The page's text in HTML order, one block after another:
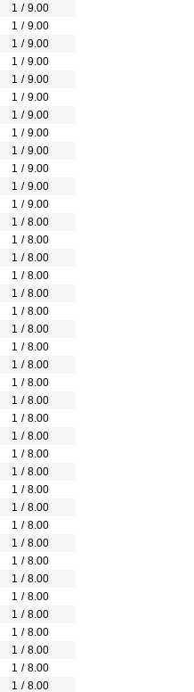
1 / 9.00
1 / 9.00
1 / 9.00
1 / 9.00
1 / 9.00
1 / 9.00
1 / 9.00
1 / 9.00
1 / 9.00
1 / 9.00
1 / 9.00
1 / 9.00
1 / 8.00
1 / 8.00
1 / 8.00
1 / 8.00
1 / 8.00
1 / 8.00
1 / 8.00
1 / 8.00
1 / 8.00
1 / 8.00
1 / 8.00
1 / 8.00
1 / 8.00
1 / 8.00
1 / 8.00
1 / 8.00
1 / 8.00
1 / 8.00
1 / 8.00
1 / 8.00
1 / 8.00
1 / 8.00
1 / 8.00
1 / 8.00
1 / 8.00
1 / 8.00
1 / 8.00